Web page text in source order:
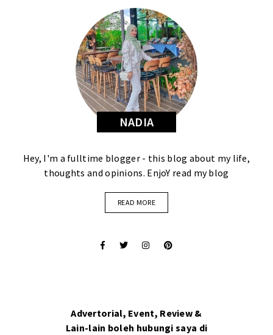
NADIA
Hey, I'm a fulltime blogger - this blog about my life,
thoughts and opinions. EnjoY read my blog
READ MORE
Advertorial, Event, Review &
Lain-lain boleh hubungi saya di